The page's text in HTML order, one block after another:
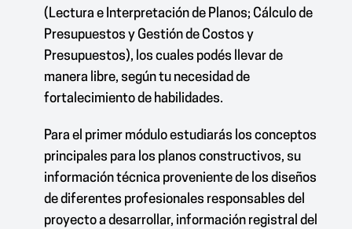
(Lectura e Interpretación de Planos; Cálculo de
Presupuestos y Gestión de Costos y
Presupuestos), los cuales podés llevar de
manera libre, según tu necesidad de
fortalecimiento de habilidades.
Para el primer módulo estudiarás los conceptos
principales para los planos constructivos, su
información técnica proveniente de los diseños
de diferentes profesionales responsables del
proyecto a desarrollar, información registral del